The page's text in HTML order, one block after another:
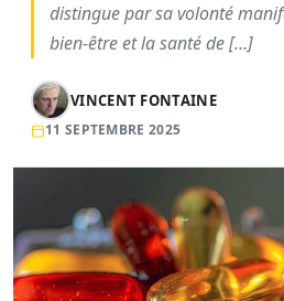
distingue par sa volonté
bien-être et la santé de […]
VINCENT FONTAINE
11 SEPTEMBRE 2025